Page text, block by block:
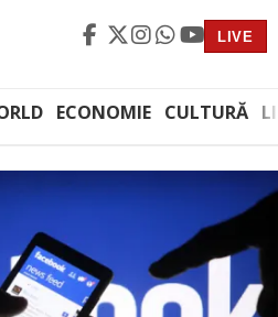
LIVE
ECONOMIE CULTURĂ